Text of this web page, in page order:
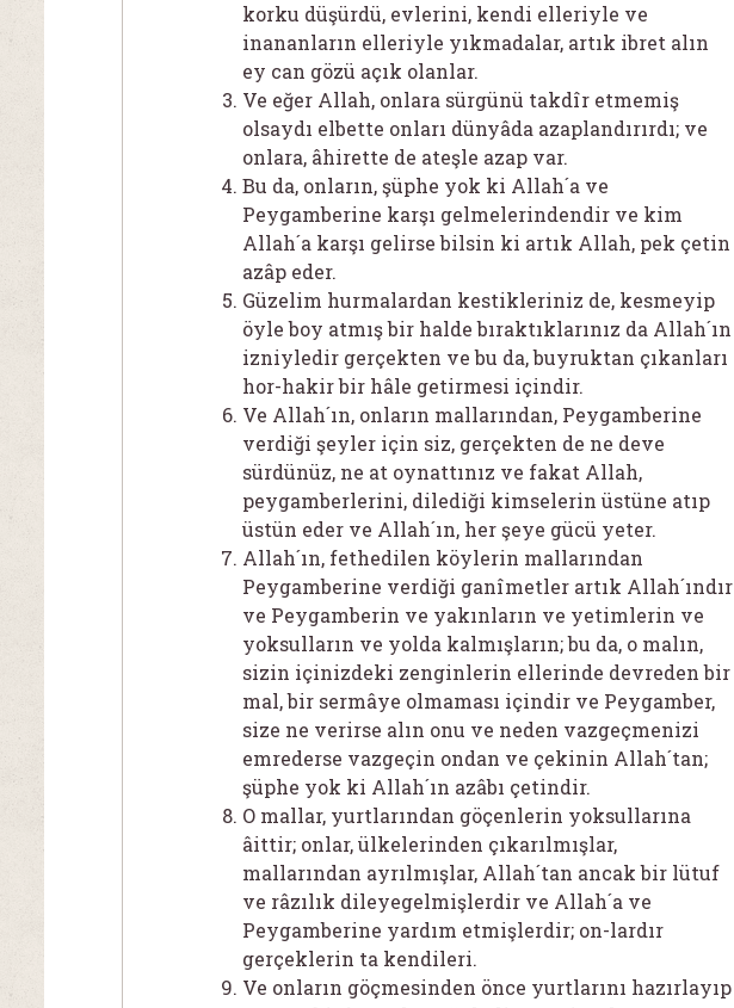
korku düşürdü, evlerini, kendi elleriyle ve
inananların elleriyle yıkmadalar, artık ibret alın
ey can gözü açık olanlar.
Ve eğer Allah, onlara sürgünü takdîr etmemiş
olsaydı elbette onları dünyâda azaplandırırdı; ve
onlara, âhirette de ateşle azap var.
Bu da, onların, şüphe yok ki Allah´a ve
Peygamberine karşı gelmelerindendir ve kim
Allah´a karşı gelirse bilsin ki artık Allah, pek çetin
azâp eder.
Güzelim hurmalardan kestikleriniz de, kesmeyip
öyle boy atmış bir halde bıraktıklarınız da Allah´ın
izniyledir gerçekten ve bu da, buyruktan çıkanları
hor-hakir bir hâle getirmesi içindir.
Ve Allah´ın, onların mallarından, Peygamberine
verdiği şeyler için siz, gerçekten de ne deve
sürdünüz, ne at oynattınız ve fakat Allah,
peygamberlerini, dilediği kimselerin üstüne atıp
üstün eder ve Allah´ın, her şeye gücü yeter.
Allah´ın, fethedilen köylerin mallarından
Peygamberine verdiği ganîmetler artık Allah´ındır
ve Peygamberin ve yakınların ve yetimlerin ve
yoksulların ve yolda kalmışların; bu da, o malın,
sizin içinizdeki zenginlerin ellerinde devreden bir
mal, bir sermâye olmaması içindir ve Peygamber,
size ne verirse alın onu ve neden vazgeçmenizi
emrederse vazgeçin ondan ve çekinin Allah´tan;
şüphe yok ki Allah´ın azâbı çetindir.
O mallar, yurtlarından göçenlerin yoksullarına
âittir; onlar, ülkelerinden çıkarılmışlar,
mallarından ayrılmışlar, Allah´tan ancak bir lütuf
ve râzılık dileyegelmişlerdir ve Allah´a ve
Peygamberine yardım etmişlerdir; on-lardır
gerçeklerin ta kendileri.
Ve onların göçmesinden önce yurtlarını hazırlayıp